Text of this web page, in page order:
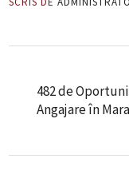
482 de
Angajare în